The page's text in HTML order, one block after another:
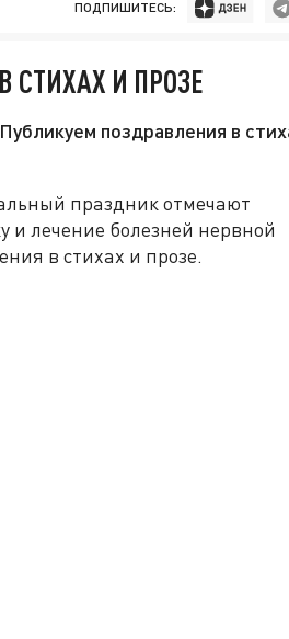
ПОДПИШИТЕСЬ:
СТИХАХ И ПРОЗЕ
поздравления в
праздник отмечают
лечение болезней нервной
в стихах и прозе.